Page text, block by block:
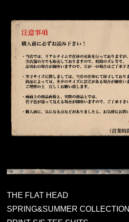
THE FLAT HEAD
SPRING&SUMMER COLLECTION